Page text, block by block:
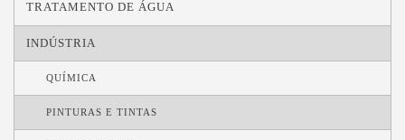
TRATAMENTO DE ÁGUA
INDÚSTRIA
QUÍMICA
PINTURAS E TINTAS